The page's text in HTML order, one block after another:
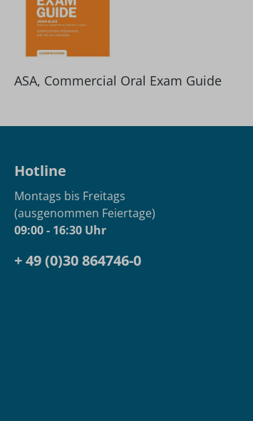
ASA, Commercial Oral Exam Guide
Hotline
Montags bis Freitags
(ausgenommen Feiertage)
09:00 - 16:30 Uhr
+ 49 (0)30 864746-0